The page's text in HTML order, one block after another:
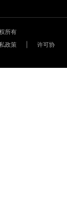
所有
政策
许可协